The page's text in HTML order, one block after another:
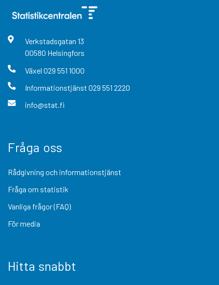
Verkstadsgatan 13
00580 Helsingfors
Växel 029 551 1000
Informationstjänst 029 551 2220
info@stat.fi
Fråga oss
Rådgivning och informationstjänst
Fråga om statistik
Vanliga frågor (FAQ)
För media
Hitta snabbt